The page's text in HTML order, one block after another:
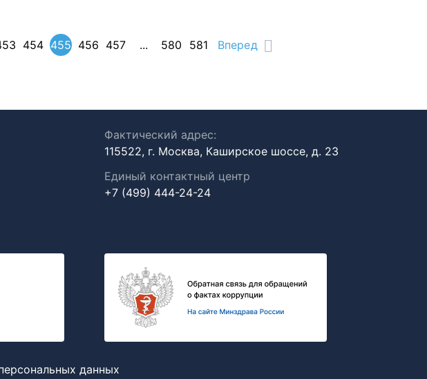
454 455 456 457 ... 580 581 Вперед
Фактический адрес:
115522, г. Москва, Каширское шоссе, д. 23
Единый контактный центр
+7 (499) 444-24-24
данных